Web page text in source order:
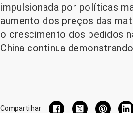
impulsionada por políticas
aumento dos preços das
o crescimento dos pedidos
China continua
Compartilhar